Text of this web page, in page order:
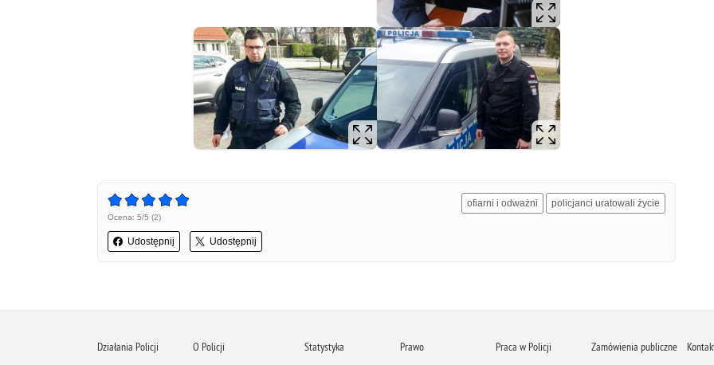
Ocena: 5/5 (2)
Udostępnij Udostępnij
ofiarni i odważni policjanci uratowali życie
Działania Policji O Policji Statystyka Prawo Praca w Policji Zamówienia publiczne